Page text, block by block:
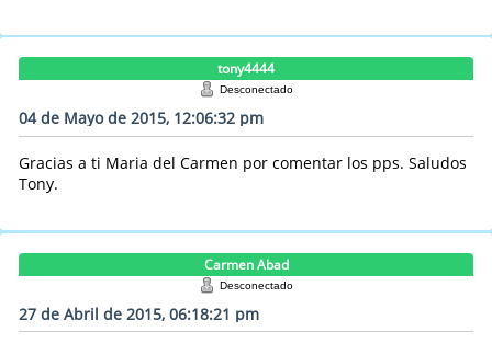
tony4444
Desconectado
04 de Mayo de 2015, 12:06:32 pm
Gracias a ti Maria del Carmen por comentar los pps. Saludos
Tony.
Carmen Abad
Desconectado
27 de Abril de 2015, 06:18:21 pm